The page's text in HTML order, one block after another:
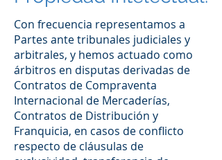
Con frecuencia representamos a
Partes ante tribunales judiciales y
arbitrales, y hemos actuado como
árbitros en disputas derivadas de
Contratos de Compraventa
Internacional de Mercaderías,
Contratos de Distribución y
Franquicia, en casos de conflicto
respecto de cláusulas de